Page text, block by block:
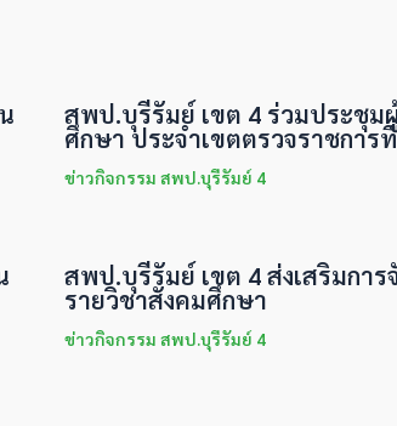
สพป.บุรีรัมย์ เขต 4 ร่วมประชุ
ศึกษา ประจำเขตตรวจราชการ
ข่าวกิจกรรม สพป.บุรีรัมย์ 4
สพป.บุรีรัมย์ เขต 4 ส่งเสริมการ
รายวิชาสังคมศึกษา
ข่าวกิจกรรม สพป.บุรีรัมย์ 4